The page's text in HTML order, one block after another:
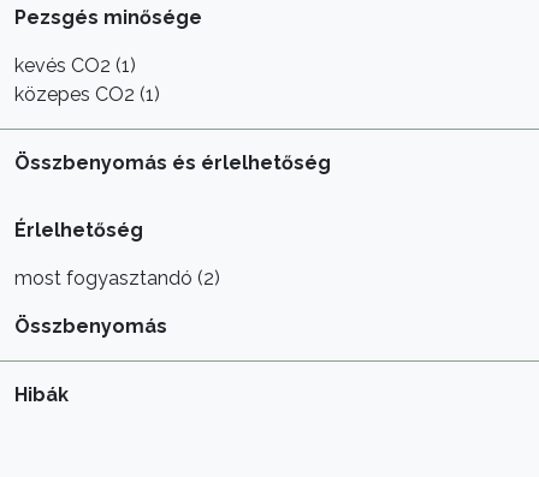
Pezsgés minősége
kevés CO2 (1)
közepes CO2 (1)
Összbenyomás és érlelhetőség
Érlelhetőség
most fogyasztandó (2)
Összbenyomás
Hibák